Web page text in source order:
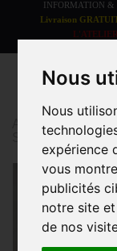
Nous
Nous
expérience
vous
publicités
notre site
de nos
INFORMATION &
Livraison
Accueil >
Surprise